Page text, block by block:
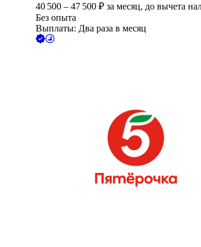
40 500 – 47 500 ₽ за месяц, до вычета
Без опыта
Выплаты: Два раза в месяц